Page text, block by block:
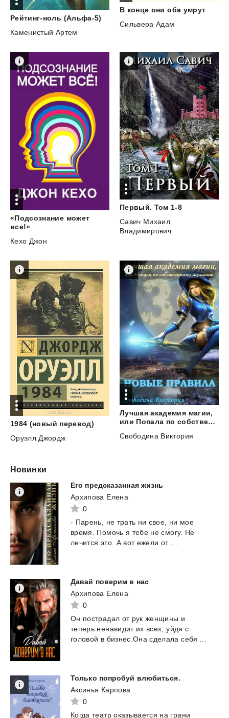
Рейтинг-ноль (Альфа-5)
Каменистый Артем
В конце они оба умрут
Сильвера Адам
«Подсознание может
все!»
Кехо Джон
Первый. Том 1-8
Савич Михаил
Владимирович
1984 (новый перевод)
Оруэлл Джордж
Лучшая академия магии,
или Попала по собственному желанию. Часть 3. Новые правила
Свободина Виктория
Новинки
Его предсказанная жизнь
Архипова Елена
0
- Парень, не трать ни свое, ни мое
время.
Помочь я тебе не смогу. Не
лечится это. А вот ежели от
Давай поверим в нас
Архипова Елена
0
Он пострадал от рук женщины и
теперь ненавидит их всех, уйдя с
головой в бизнес.Она сделала себя
Только попробуй влюбиться.
Аксинья Карпова
0
Когда театр оказывается на грани